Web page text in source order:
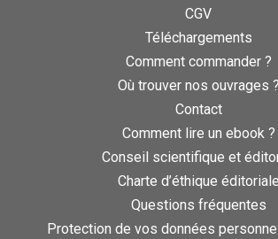
CGV
Téléchargements
Comment commander ?
Où trouver nos ouvrages ?
Contact
Comment lire un ebook ?
Conseil scientifique et
Charte d’éthique éditoriale
Questions fréquentes
Protection de vos données